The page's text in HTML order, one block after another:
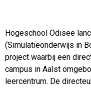
Hogeschool Odisee
(Simulatieonderwijs in
project waarbij een
campus in Aalst
leercentrum. De